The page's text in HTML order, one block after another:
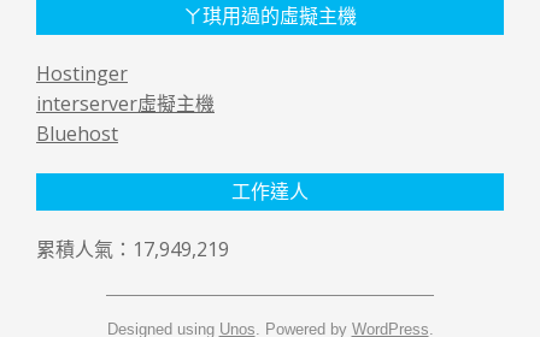
ㄚ琪用過的虛擬主機
Hostinger
interserver虛擬主機
Bluehost
工作達人
累積人氣：17,949,219
Designed using Unos . Powered by WordPress